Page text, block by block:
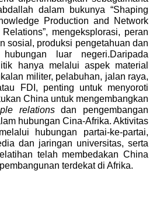
dalam bukunya “Shaping
Production and Network
mengeksplorasi, peran
sosial, produksi pengetahuan dan
luar negeri.Daripada
hanya melalui aspek material
militer, pelabuhan, jalan raya,
FDI, penting untuk menyoroti
China untuk mengembangkan
relationsdan pengembangan
hubungan Cina-Afrika. Aktivitas
hubungan partai-ke-partai,
dan jaringan universitas, serta
telah membedakan China
terdekat di Afrika.